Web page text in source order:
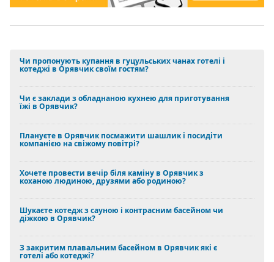
Чи пропонують купання в гуцульських чанах готелі і
котеджі в Орявчик своїм гостям?
Чи є заклади з обладнаною кухнею для приготування
їжі в Орявчик?
Плануєте в Орявчик посмажити шашлик і посидіти
компанією на свіжому повітрі?
Хочете провести вечір біля каміну в Орявчик з
коханою людиною, друзями або родиною?
Шукаєте котедж з сауною і контрасним басейном чи
діжкою в Орявчик?
З закритим плавальним басейном в Орявчик які є
готелі або котеджі?